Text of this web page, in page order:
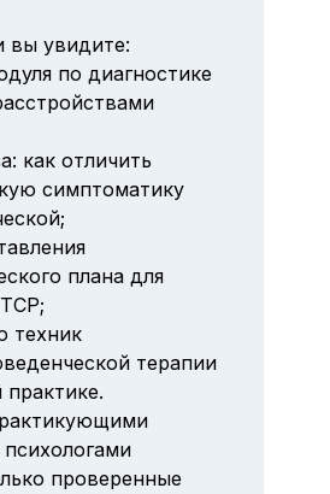
вы увидите:
по диагностике
как отличить
симптоматику
плана для
техник
терапии
практике.
проверенные